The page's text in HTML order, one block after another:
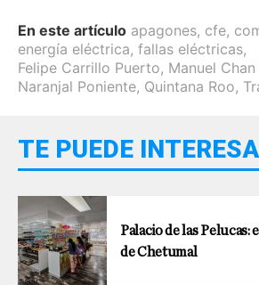
En este artículo apagones, cfe,
energía eléctrica, fallas eléctricas,
Felipe Carrillo Puerto, Manuel
Naranjal Poniente, Quintana Roo,
TE PUEDE
Palacio de las
de Chetumal